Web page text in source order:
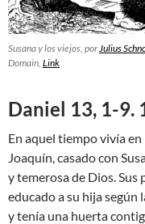
Susana y los viejos, por Julius
Domain, Link
Daniel 13, 1-9.
En aquel tiempo vivía
Joaquín, casado con
y temerosa de Dios.
educado a su hija según
y tenía una huerta